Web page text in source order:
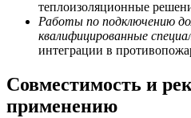
теплоизоляционные
Работы по подключению
квалифицированные
интеграции в
Совместимость и
применению